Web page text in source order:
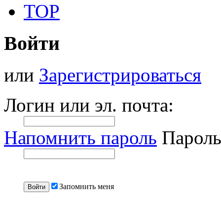
TOP
Войти
или Зарегистрироваться
Логин или эл. почта:
Напомнить пароль
Запомнить меня